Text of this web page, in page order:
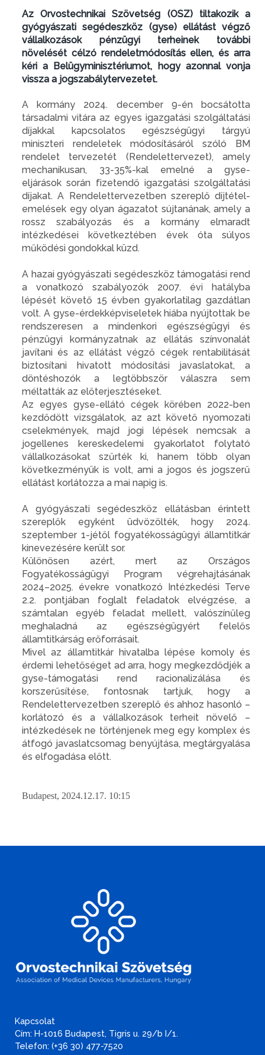
Az Orvostechnikai Szövetség (OSZ)tiltakozik a
gyógyászati segédeszköz (gyse)ellátást végző
vállalkozások pénzügyi terheinek további
növelését célzó rendeletmódosítás ellen, és arra
kéri a Belügyminisztériumot, hogy azonnal vonja
vissza a jogszabálytervezetet.
A kormány 2024. december 9-én bocsátotta
társadalmi vitára az egyes igazgatási szolgáltatási
díjakkal kapcsolatos egészségügyi tárgyú
miniszteri rendeletek módosításáról szóló BM
rendelet tervezetét (Rendelettervezet), amely
mechanikusan, 33-35%-kal emelné a gyse-
eljárások során fizetendő igazgatási szolgáltatási
díjakat. A Rendelettervezetben szereplő díjtétel-
emelések egy olyan ágazatot sújtanának, amely a
rossz szabályozás és a kormány elmaradt
intézkedései következtében évek óta súlyos
működési gondokkal küzd.
A hazai gyógyászati segédeszköz támogatási rend
a vonatkozó szabályozók 2007. évi hatályba
lépését követő 15 évben gyakorlatilag gazdátlan
volt. A gyse-érdekképviseletek hiába nyújtottak be
rendszeresen a mindenkori egészségügyi és
pénzügyi kormányzatnak az ellátás színvonalát
javítani és az ellátást végző cégek rentabilitását
biztosítani hivatott módosítási javaslatokat, a
döntéshozók a legtöbbször válaszra sem
méltatták az előterjesztéseket.
Az egyes gyse-ellátó cégek körében 2022-ben
kezdődött vizsgálatok, az azt követő nyomozati
cselekmények, majd jogi lépések nemcsak a
jogellenes kereskedelemi gyakorlatot folytató
vállalkozásokat szűrték ki, hanem több olyan
következményük is volt, ami a jogos és jogszerű
ellátást korlátozza a mai napig is.
A gyógyászati segédeszköz ellátásban érintett
szereplők egyként üdvözölték, hogy 2024.
szeptember 1-jétől fogyatékosságügyi államtitkár
kinevezésére került sor.
Különösen azért, mert az Országos
Fogyatékosságügyi Program végrehajtásának
2024–2025. évekre vonatkozó Intézkedési Terve
2.2. pontjában foglalt feladatok elvégzése, a
számtalan egyéb feladat mellett, valószínűleg
meghaladná az egészségügyért felelős
államtitkárság erőforrásait.
Mivel az államtitkár hivatalba lépése komoly és
érdemi lehetőséget ad arra, hogy megkezdődjék a
gyse-támogatási rend racionalizálása és
korszerűsítése, fontosnak tartjuk, hogy a
Rendelettervezetben szereplő és ahhoz hasonló –
korlátozó és a vállalkozások terheit növelő –
intézkedések ne történjenek meg egy komplex és
átfogó javaslatcsomag benyújtása, megtárgyalása
és elfogadása előtt.
Budapest, 2024.12.17. 10:15
Kapcsolat
Cím: H-1016 Budapest, Tigris u. 29/b I/1.
Telefon: (+36 30) 477-7520